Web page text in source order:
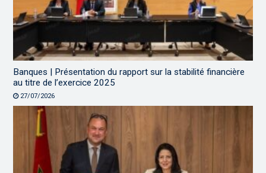
Banques | Présentation du rapport sur la stabilité financière
au titre de l’exercice 2025
27/07/2026